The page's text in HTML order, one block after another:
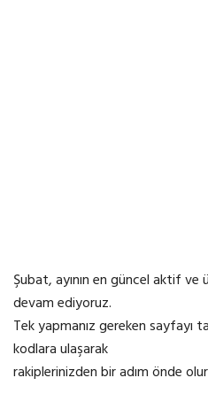
Şubat, ayının en güncel aktif ve
devam ediyoruz.
Tek yapmanız gereken sayfayı
kodlara ulaşarak
rakiplerinizden bir adım önde